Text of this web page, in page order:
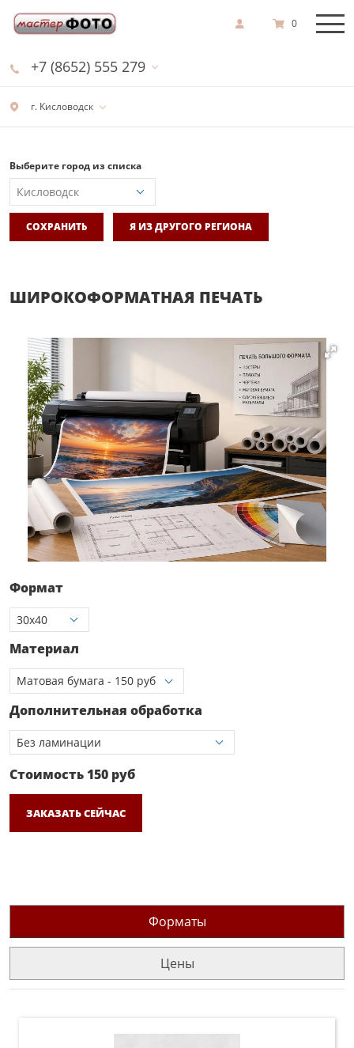
г. Кисловодск
+7 (8652) 555 279
0
Выберите город из списка
СОХРАНИТЬ Я ИЗ ДРУГОГО РЕГИОНА
ШИРОКОФОРМАТНАЯ ПЕЧАТЬ
Формат
Материал
Дополнительная обработка
Стоимость150 руб
ЗАКАЗАТЬ СЕЙЧАС
Форматы
Цены